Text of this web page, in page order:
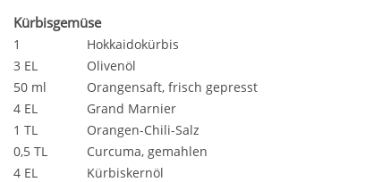
Kürbisgemüse
1
Hokkaidokürbis
3 EL
Olivenöl
50 ml
Orangensaft, frisch gepresst
4 EL
Grand Marnier
1 TL
Orangen-Chili-Salz
0,5 TL
Curcuma, gemahlen
4 EL
Kürbiskernöl